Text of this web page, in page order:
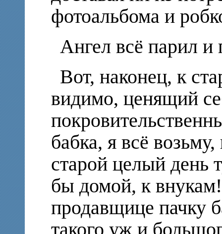
фотоальбома и
Ангел всё парил и
Вот, наконец, к
видимо, ценящий
бабка, я всё
старой целый день
бы домой, к
продавщице пачку